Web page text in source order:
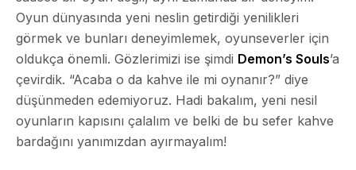
Oyun dünyasında yeni neslin getirdiği yenilikleri
görmek ve bunları deneyimlemek, oyunseverler için
oldukça önemli. Gözlerimizi ise şimdi Demon’s Souls’a
çevirdik. “Acaba o da kahve ile mi oynanır?” diye
düşünmeden edemiyoruz. Hadi bakalım, yeni nesil
oyunların kapısını çalalım ve belki de bu sefer kahve
bardağını yanımızdan ayırmayalım!